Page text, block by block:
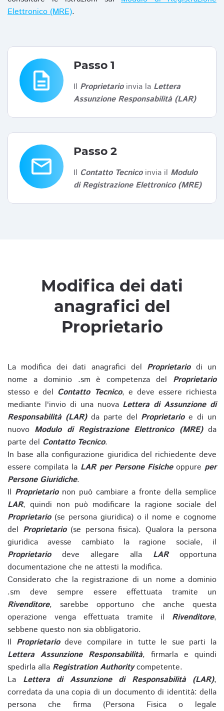
Elettronico (MRE).
description
Passo 1
Il Proprietarioinvia la Lettera
Assunzione Responsabilità (LAR)
email
Passo 2
Il Contatto Tecnicoinvia il Modulo
di Registrazione Elettronico (MRE)
Modifica dei dati
anagrafici del
Proprietario
La modifica dei dati anagrafici del Proprietariodi un
nome a dominio .sm è competenza del Proprietario
stesso e del Contatto Tecnico, e deve essere richiesta
mediante l'invio di una nuova Lettera di Assunzione di
Responsabilità (LAR)da parte del Proprietarioe di un
nuovo Modulo di Registrazione Elettronico (MRE)da
parte del Contatto Tecnico.
In base alla configurazione giuridica del richiedente deve
essere compilata la LAR per Persone Fisicheoppure per
Persone Giuridiche.
Il Proprietarionon può cambiare a fronte della semplice
LAR, quindi non può modificare la ragione sociale del
Proprietario(se persona giuridica) o il nome e cognome
del Proprietario(se persona fisica). Qualora la persona
giuridica avesse cambiato la ragione sociale, il
Proprietariodeve allegare alla LARopportuna
documentazione che ne attesti la modifica.
Considerato che la registrazione di un nome a dominio
.sm deve sempre essere effettuata tramite un
Rivenditore, sarebbe opportuno che anche questa
operazione venga effettuata tramite il Rivenditore,
sebbene questo non sia obbligatorio.
Il Proprietariodeve compilare in tutte le sue parti la
Lettera Assunzione Responsabilità, firmarla e quindi
spedirla alla Registration Authoritycompetente.
La Lettera di Assunzione di Responsabilità (LAR),
corredata da una copia di un documento di identità: della
persona che firma (Persona Fisica o legale